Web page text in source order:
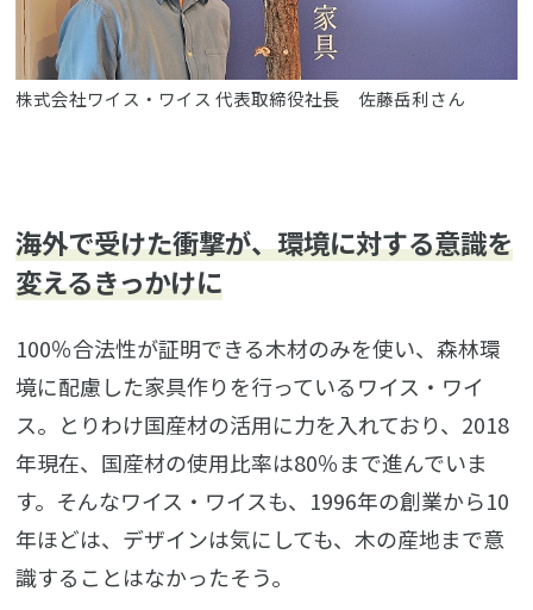
株式会社ワイス・ワイス 代表取締役社長 佐藤岳利さん
海外で受けた衝撃が、環境に対する意識を
変えるきっかけに
100％合法性が証明できる木材のみを使い、森林環
境に配慮した家具作りを行っているワイス・ワイ
ス。とりわけ国産材の活用に力を入れており、2018
年現在、国産材の使用比率は80％まで進んでいま
す。そんなワイス・ワイスも、1996年の創業から10
年ほどは、デザインは気にしても、木の産地まで意
識することはなかったそう。